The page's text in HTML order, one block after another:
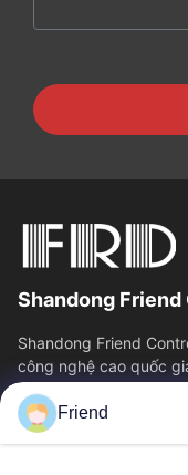
Shandong
Shandong Friend
công nghệ cao quốc
xuất và dịch vụ điều...
Liên Kết Nhanh
Friend